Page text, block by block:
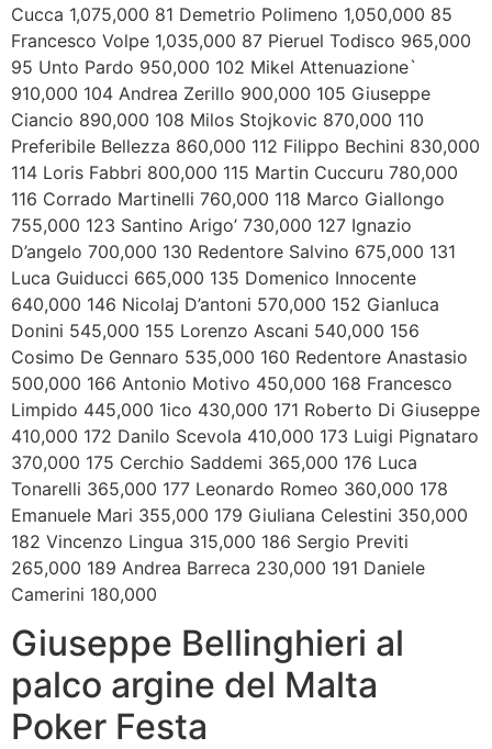
Cucca 1,075,000 81 Demetrio Polimeno 1,050,000 85
Francesco Volpe 1,035,000 87 Pieruel Todisco 965,000
95 Unto Pardo 950,000 102 Mikel Attenuazione`
910,000 104 Andrea Zerillo 900,000 105 Giuseppe
Ciancio 890,000 108 Milos Stojkovic 870,000 110
Preferibile Bellezza 860,000 112 Filippo Bechini 830,000
114 Loris Fabbri 800,000 115 Martin Cuccuru 780,000
116 Corrado Martinelli 760,000 118 Marco Giallongo
755,000 123 Santino Arigo’ 730,000 127 Ignazio
D’angelo 700,000 130 Redentore Salvino 675,000 131
Luca Guiducci 665,000 135 Domenico Innocente
640,000 146 Nicolaj D’antoni 570,000 152 Gianluca
Donini 545,000 155 Lorenzo Ascani 540,000 156
Cosimo De Gennaro 535,000 160 Redentore Anastasio
500,000 166 Antonio Motivo 450,000 168 Francesco
Limpido 445,000 1ico 430,000 171 Roberto Di Giuseppe
410,000 172 Danilo Scevola 410,000 173 Luigi Pignataro
370,000 175 Cerchio Saddemi 365,000 176 Luca
Tonarelli 365,000 177 Leonardo Romeo 360,000 178
Emanuele Mari 355,000 179 Giuliana Celestini 350,000
182 Vincenzo Lingua 315,000 186 Sergio Previti
265,000 189 Andrea Barreca 230,000 191 Daniele
Camerini 180,000
Giuseppe Bellinghieri al
palco argine del Malta
Poker Festa